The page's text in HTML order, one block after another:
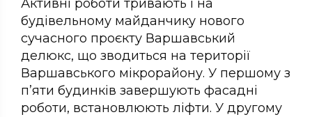
Активні роботи тривають і на
будівельному майданчику нового
сучасного проєкту Варшавський
делюкс, що зводиться на території
Варшавського мікрорайону. У першому з
п’яти будинків завершують фасадні
роботи, встановлюють ліфти. У другому